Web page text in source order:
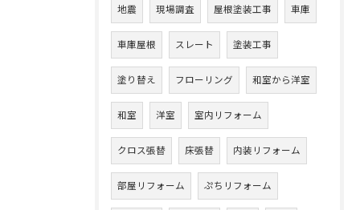
地震 現場調査 屋根塗装工事 車庫
車庫屋根 スレート 塗装工事
塗り替え フローリング 和室から洋室
和室 洋室 室内リフォーム
クロス張替 床張替 内装リフォーム
部屋リフォーム ぷちリフォーム